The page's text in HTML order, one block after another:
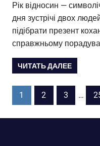
Рік відносин —
дня зустрічі двох
підібрати презент
справжньому
ЧИТАТЬ ДАЛЕЕ
Навигация
1 2 3 …